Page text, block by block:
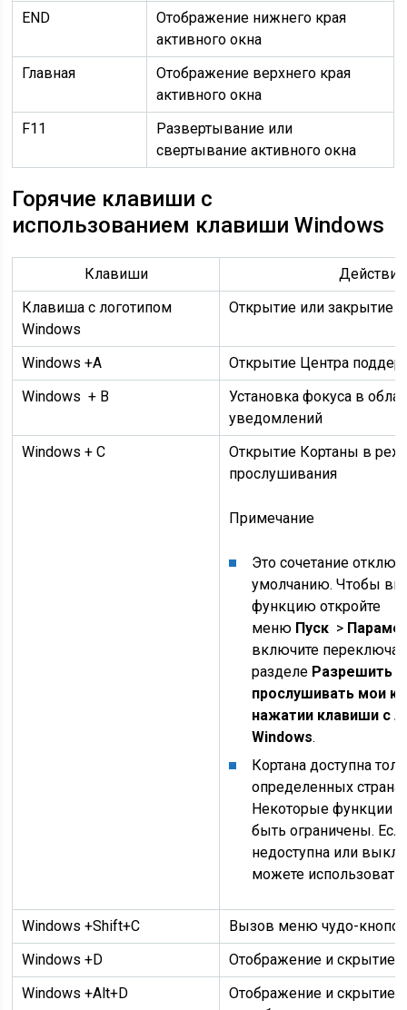
END
Отображение нижнего края
активного окна
Главная
Отображение верхнего края
активного окна
F11
Развертывание или
свертывание активного окна
Горячие клавиши с
использованием клавиши Windows
Клавиши
Действие
Клавиша с логотипом
Windows
Открытие или закрытие
Windows +A
Открытие Центра
Windows + B
Установка фокуса в
уведомлений
Windows + C
Открытие Кортаны в
прослушивания
Примечание
Это сочетание
умолчанию. Чтобы
функцию откройте
меню Пуск >
включите
разделе Разрешить
прослушивать мои
нажатии клавиши с
Windows.
Кортана доступна
определенных
Некоторые функции
быть ограничены.
недоступна или
можете использовать
Windows +Shift+C
Вызов меню чудо-
Windows +D
Отображение и скрытие
Windows +Alt+D
Отображение и скрытие